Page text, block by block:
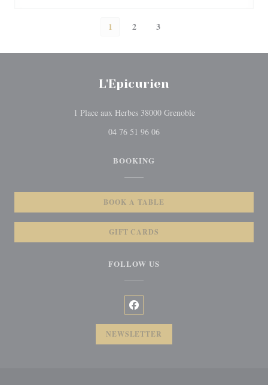
1 2 3
L'Epicurien
1 Place aux Herbes 38000 Grenoble((opens in a new
04 76 51 96 06
BOOKING
BOOK A TABLE
GIFT CARDS
FOLLOW US
Facebook ((opens in a new
NEWSLETTER